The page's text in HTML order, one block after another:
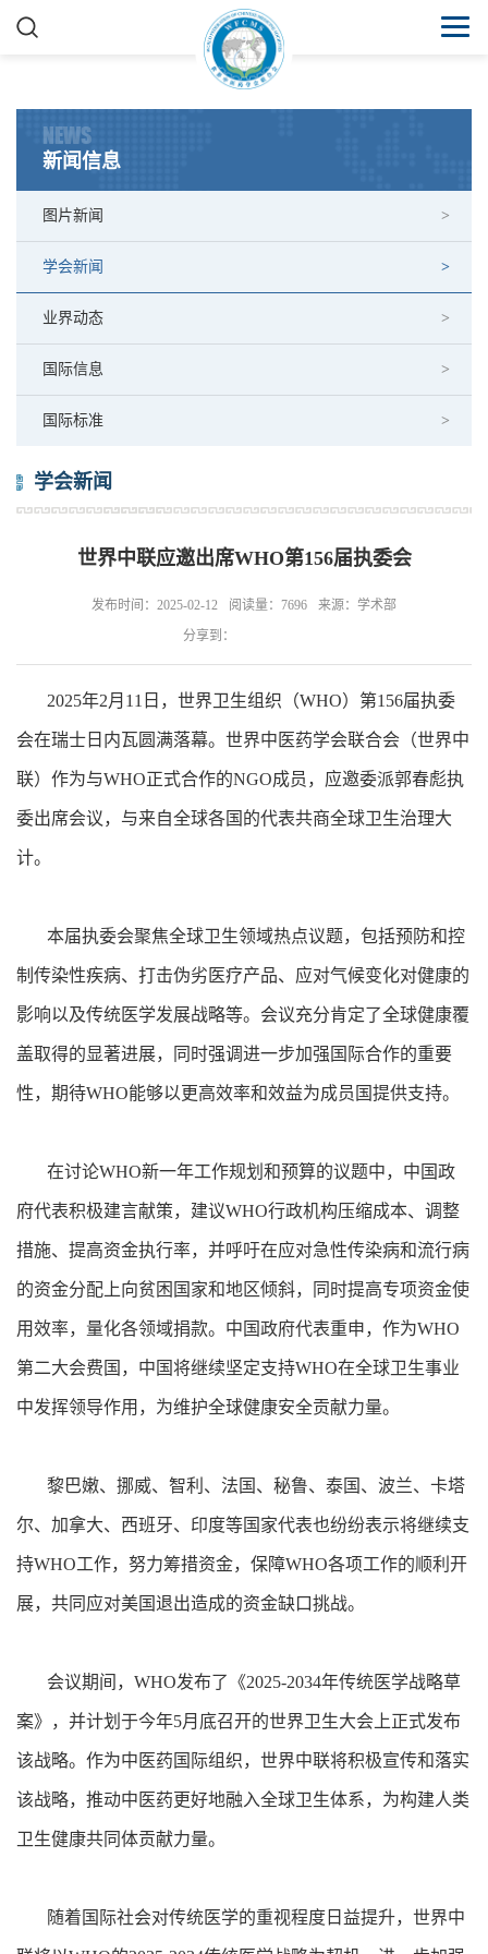
NEWS
新闻信息
图片新闻
学会新闻
业界动态
国际信息
国际标准
学会新闻
世界中联应邀出席WHO第156届执委会
发布时间：2025-02-12 阅读量：7696
来源：学术部
分享到：
2025年2月11日，世界卫生组织（WHO）第156届执委
会在瑞士日内瓦圆满落幕。世界中医药学会联合会（世界中
联）作为与WHO正式合作的NGO成员，应邀委派郭春彪执
委出席会议，与来自全球各国的代表共商全球卫生治理大
计。
本届执委会聚焦全球卫生领域热点议题，包括预防和控
制传染性疾病、打击伪劣医疗产品、应对气候变化对健康的
影响以及传统医学发展战略等。会议充分肯定了全球健康覆
盖取得的显著进展，同时强调进一步加强国际合作的重要
性，期待WHO能够以更高效率和效益为成员国提供支持。
在讨论WHO新一年工作规划和预算的议题中，中国政
府代表积极建言献策，建议WHO行政机构压缩成本、调整
措施、提高资金执行率，并呼吁在应对急性传染病和流行病
的资金分配上向贫困国家和地区倾斜，同时提高专项资金使
用效率，量化各领域捐款。中国政府代表重申，作为WHO
第二大会费国，中国将继续坚定支持WHO在全球卫生事业
中发挥领导作用，为维护全球健康安全贡献力量。
黎巴嫩、挪威、智利、法国、秘鲁、泰国、波兰、卡塔
尔、加拿大、西班牙、印度等国家代表也纷纷表示将继续支
持WHO工作，努力筹措资金，保障WHO各项工作的顺利开
展，共同应对美国退出造成的资金缺口挑战。
会议期间，WHO发布了《2025-2034年传统医学战略草
案》，并计划于今年5月底召开的世界卫生大会上正式发布
该战略。作为中医药国际组织，世界中联将积极宣传和落实
该战略，推动中医药更好地融入全球卫生体系，为构建人类
卫生健康共同体贡献力量。
随着国际社会对传统医学的重视程度日益提升，世界中